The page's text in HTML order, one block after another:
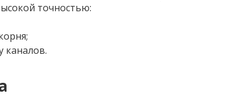
точностью:
каналов.